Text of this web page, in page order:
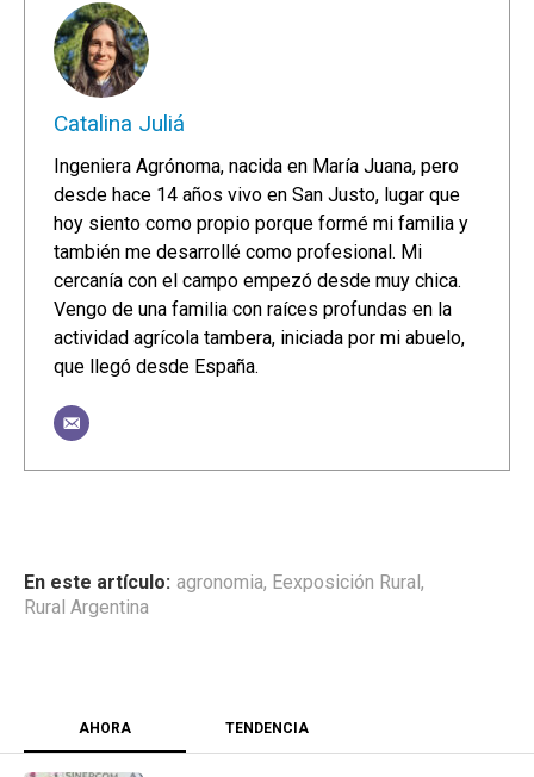
Catalina Juliá
Ingeniera Agrónoma, nacida en María Juana, pero
desde hace 14 años vivo en San Justo, lugar que
hoy siento como propio porque formé mi familia y
también me desarrollé como profesional. Mi
cercanía con el campo empezó desde muy chica.
Vengo de una familia con raíces profundas en la
actividad agrícola tambera, iniciada por mi abuelo,
que llegó desde España.
agronomia, Eexposición Rural,
Rural Argentina
AHORA TENDENCIA